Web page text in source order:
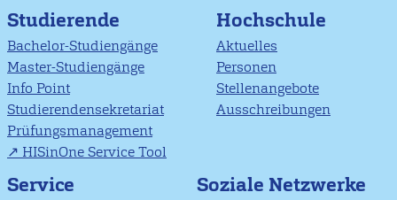
Studierende
Bachelor-Studiengänge
Master-Studiengänge
Info Point
Studierendensekretariat
Prüfungsmanagement
HISinOne Service Tool
Hochschule
Aktuelles
Personen
Stellenangebote
Ausschreibungen
Service Soziale Netzwerke